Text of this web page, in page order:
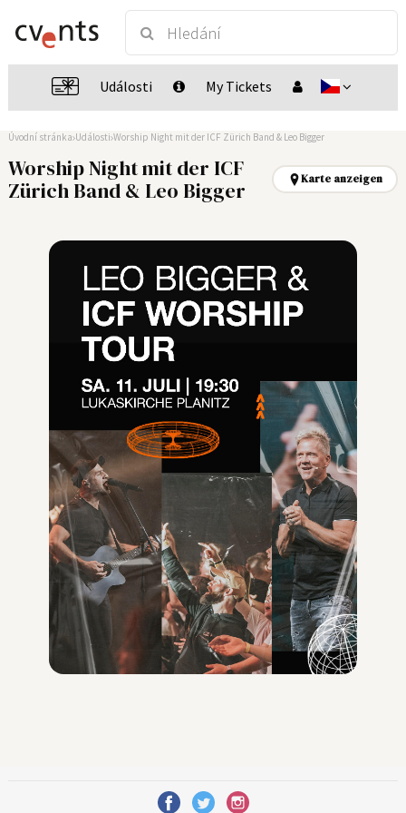
Události My Tickets
Úvodní stránka Události Worship Night mit der ICF Zürich Band & Leo Bigger
Worship Night mit der ICF
Zürich Band & Leo Bigger
Karte anzeigen